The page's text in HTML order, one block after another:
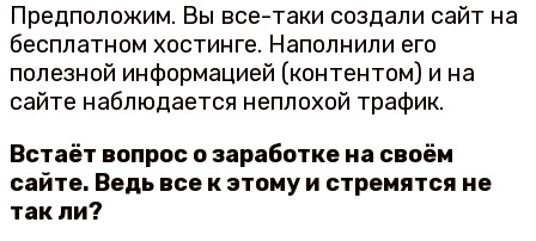
Предположим. Вы все-таки создали сайт на
бесплатном хостинге. Наполнили его
полезной информацией (контентом) и на
сайте наблюдается неплохой трафик.
Встаёт вопрос о заработке на своём
сайте. Ведь все к этому и стремятся не
так ли?